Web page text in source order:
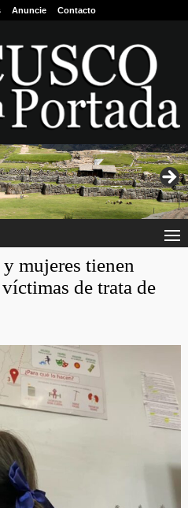
Anuncie Contacto
mujeres tienen
de trata de